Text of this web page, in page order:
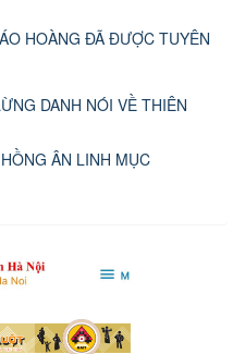
HOÀNG ĐÃ ĐƯỢC TUYÊN
DANH NÓI VỀ THIÊN
ÂN LINH MỤC